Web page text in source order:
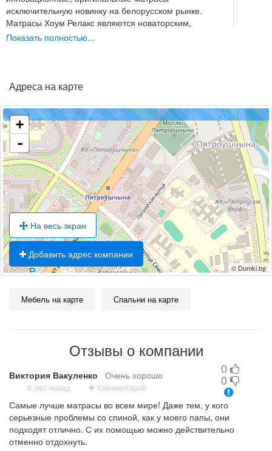
исключительную новинку на белорусском рынке.
Матрасы Хоум Релакс являются новаторским,
инновационным товаром и поэтому они защищены
Показать полностью...
Адреса на карте
+
-
На весь экран
Добавить адрес компании
© Dumki.by
Мебель на карте Спальни на карте
Отзывы о компании
Виктория Вакуленко Очень хорошо
6 лет назад Комментарий
0
0
Самые лучше матрасы во всем мире! Даже тем, у кого
серьезные проблемы со спиной, как у моего папы, они
подходят отлично. С их помощью можно действительно
отменно отдохнуть.